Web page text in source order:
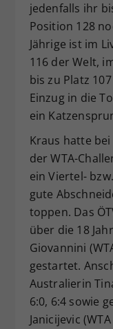
jedenfalls ihr
Position 128
Jährige ist im
116 der Welt,
bis zu Platz
Einzug in die
ein
Kraus hatte
der WTA-
ein Viertel-
gute
toppen. Das
über die 18
Giovannini
gestartet.
Australierin
6:0, 6:4 sowie
Janicijevic